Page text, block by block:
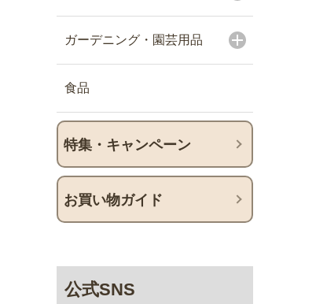
ガーデニング・園芸用品
食品
特集・キャンペーン
お買い物ガイド
公式SNS